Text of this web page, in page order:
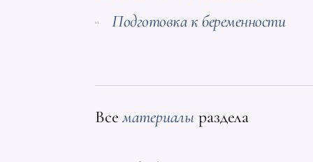
01 Подготовка к беременности
Всематериалы раздела